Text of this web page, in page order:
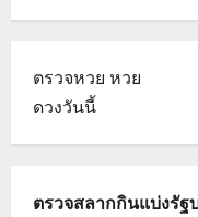
ตรวจหวย หวย
ดวงวันนี้
ตรวจสลากกินแบ่งรัฐ